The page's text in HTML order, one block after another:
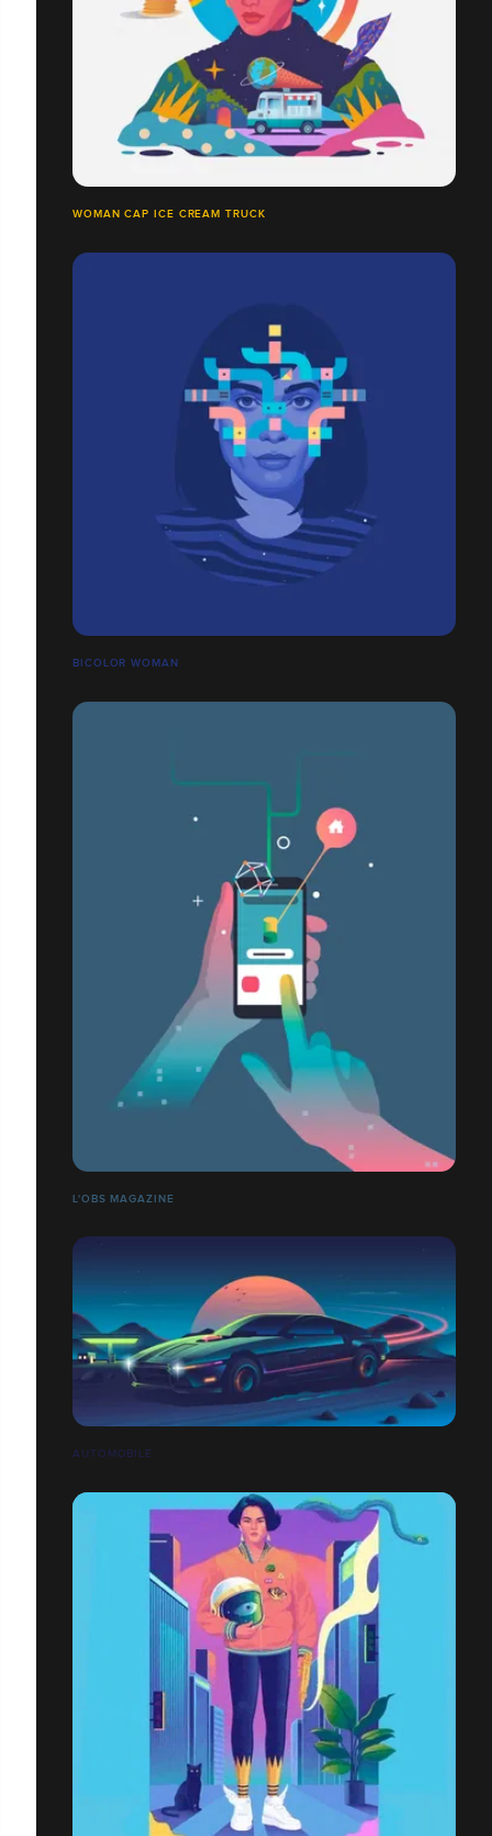
WOMAN CAP ICE CREAM TRUCK
BICOLOR WOMAN
L'OBS MAGAZINE
AUTOMOBILE